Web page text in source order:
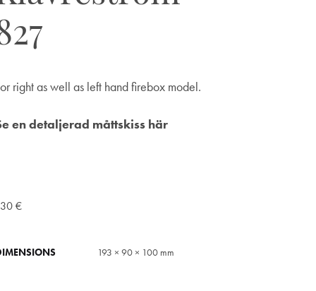
right as well as left hand firebox model.
en detaljerad måttskiss här
€
193 × 90 × 100 mm